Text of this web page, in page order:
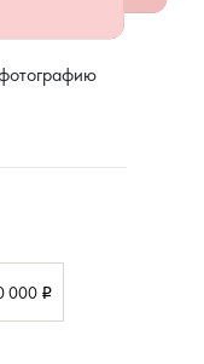
000 i